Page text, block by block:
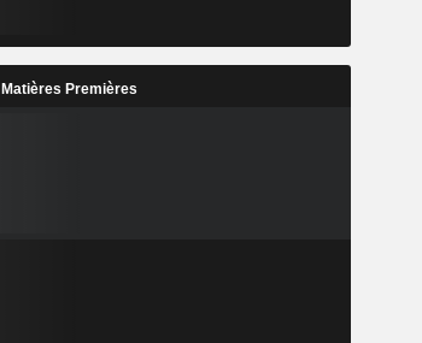
Matières Premières